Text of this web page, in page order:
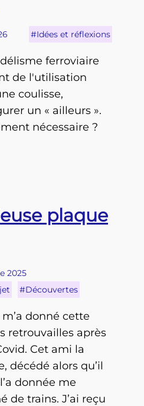
#Idées et réflexions
ferroviaire
de l'utilisation
coulisse,
un « ailleurs ».
nécessaire ?
plaque
2025
#Découvertes
donné cette
retrouvailles après
Cet ami la
décédé alors qu’il
donnée me
de trains. J’ai reçu